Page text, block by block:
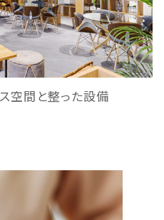
空間と整った設備